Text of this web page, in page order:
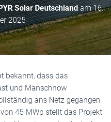
S
C
H
A
L
Solar Deutschlandam16.
2025
bekannt, dass das
und Manschnow
ans Netz gegangen
45 MWp stellt das Projekt